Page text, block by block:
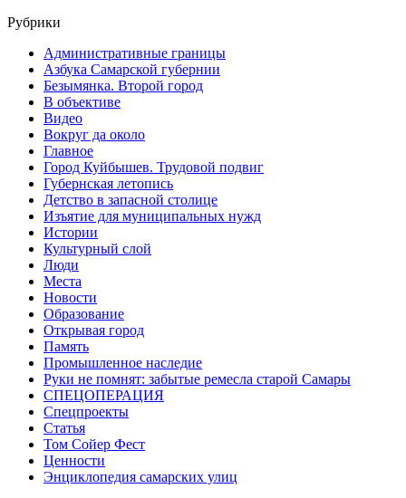
Рубрики
Административные границы
Азбука Самарской губернии
Безымянка. Второй город
В объективе
Видео
Вокруг да около
Главное
Город Куйбышев. Трудовой подвиг
Губернская летопись
Детство в запасной столице
Изъятие для муниципальных нужд
Истории
Культурный слой
Люди
Места
Новости
Образование
Открывая город
Память
Промышленное наследие
Руки не помнят: забытые ремесла старой Самары
СПЕЦОПЕРАЦИЯ
Спецпроекты
Статья
Том Сойер Фест
Ценности
Энциклопедия самарских улиц